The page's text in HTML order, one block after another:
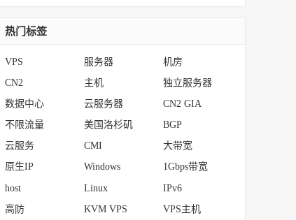
热门标签
VPS 服务器 机房
CN2 主机 独立服务器
数据中心 云服务器 CN2 GIA
不限流量 美国洛杉矶 BGP
云服务 CMI 大带宽
原生IP Windows 1Gbps带宽
host Linux IPv6
高防 KVM VPS VPS主机